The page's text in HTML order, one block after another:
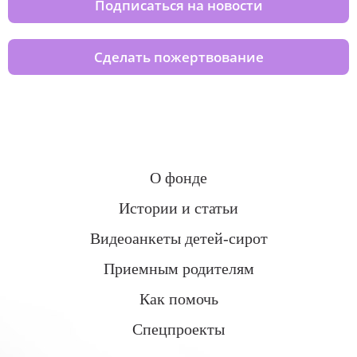
Подписаться на новости
Сделать пожертвование
О фонде
Истории и статьи
Видеоанкеты детей-сирот
Приемным родителям
Как помочь
Спецпроекты